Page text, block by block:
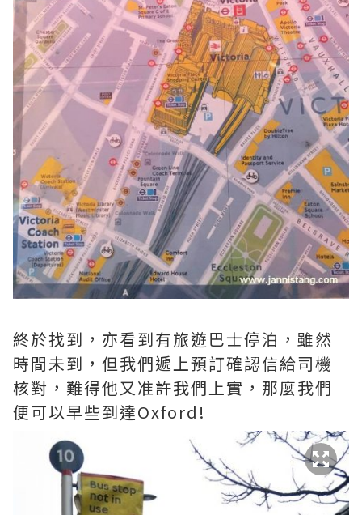
終於找到，亦看到有旅遊巴士停泊，雖然
時間未到，但我們遞上預訂確認信給司機
核對，難得他又准許我們上實，那麼我們
便可以早些到達Oxford!